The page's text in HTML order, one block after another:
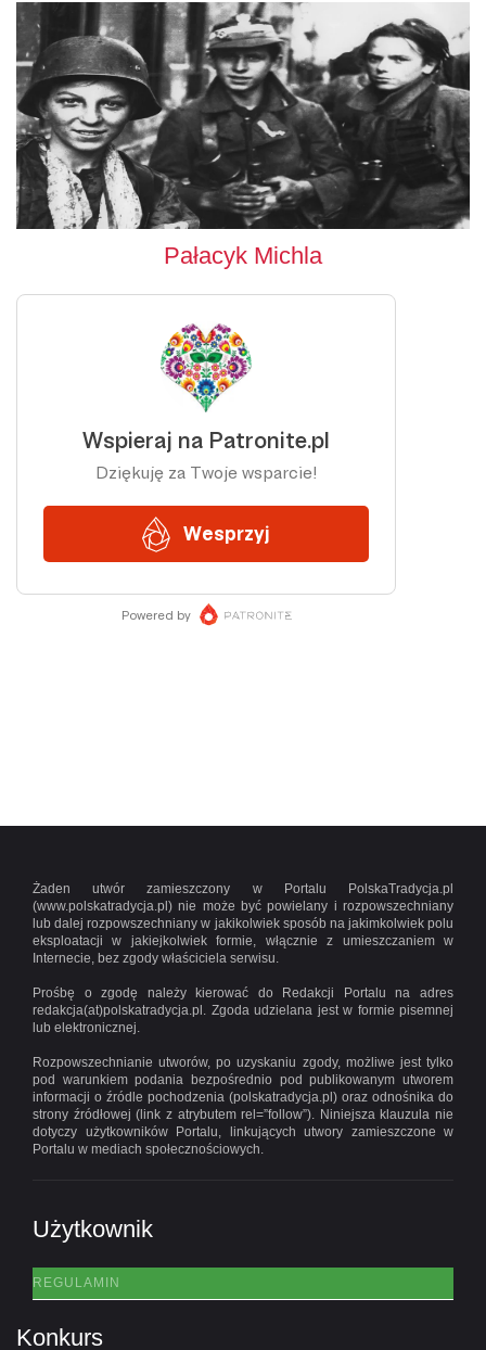
Pałacyk Michla
Żaden utwór zamieszczony w Portalu PolskaTradycja.pl
(www.polskatradycja.pl) nie może być powielany i rozpowszechniany
lub dalej rozpowszechniany w jakikolwiek sposób na jakimkolwiek polu
eksploatacji w jakiejkolwiek formie, włącznie z umieszczaniem w
Internecie, bez zgody właściciela serwisu.
Prośbę o zgodę należy kierować do Redakcji Portalu na adres
redakcja(at)polskatradycja.pl. Zgoda udzielana jest w formie pisemnej
lub elektronicznej.
Rozpowszechnianie utworów, po uzyskaniu zgody, możliwe jest tylko
pod warunkiem podania bezpośrednio pod publikowanym utworem
informacji o źródle pochodzenia (polskatradycja.pl) oraz odnośnika do
strony źródłowej (link z atrybutem rel=”follow”). Niniejsza klauzula nie
dotyczy użytkowników Portalu, linkujących utwory zamieszczone w
Portalu w mediach społecznościowych.
Użytkownik
REGULAMIN
Konkurs